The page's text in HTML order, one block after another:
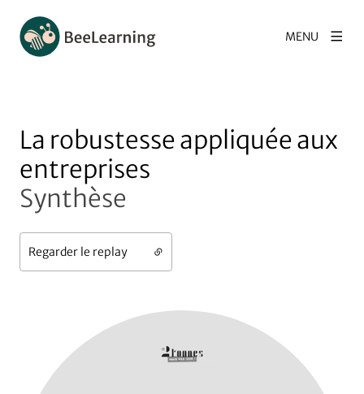
MENU
La robustesse appliquée aux
entreprises
Synthèse
Regarder le replay